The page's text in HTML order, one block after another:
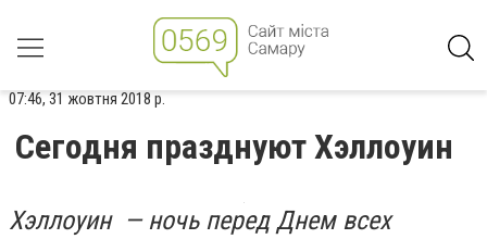
07:46, 31 жовтня 2018 р.
Сегодня празднуют Хэллоуин
Хэллоуин — ночь перед Днем всех